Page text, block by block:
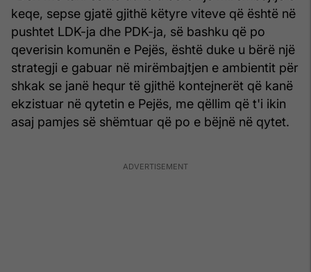
keqe, sepse gjatë gjithë këtyre viteve që është në
pushtet LDK-ja dhe PDK-ja, së bashku që po
qeverisin komunën e Pejës, është duke u bërë një
strategji e gabuar në mirëmbajtjen e ambientit për
shkak se janë hequr të gjithë kontejnerët që kanë
ekzistuar në qytetin e Pejës, me qëllim që t'i ikin
asaj pamjes së shëmtuar që po e bëjnë në qytet.